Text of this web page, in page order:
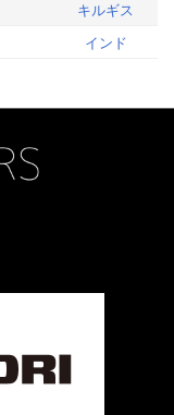
キルギス
インド